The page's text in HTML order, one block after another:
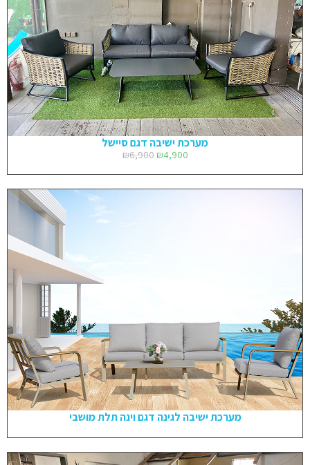
מערכת ישיבה דגם סיישל
₪6,900 ₪4,900
מערכת ישיבה לגינה דגם וינה תלת מושבי